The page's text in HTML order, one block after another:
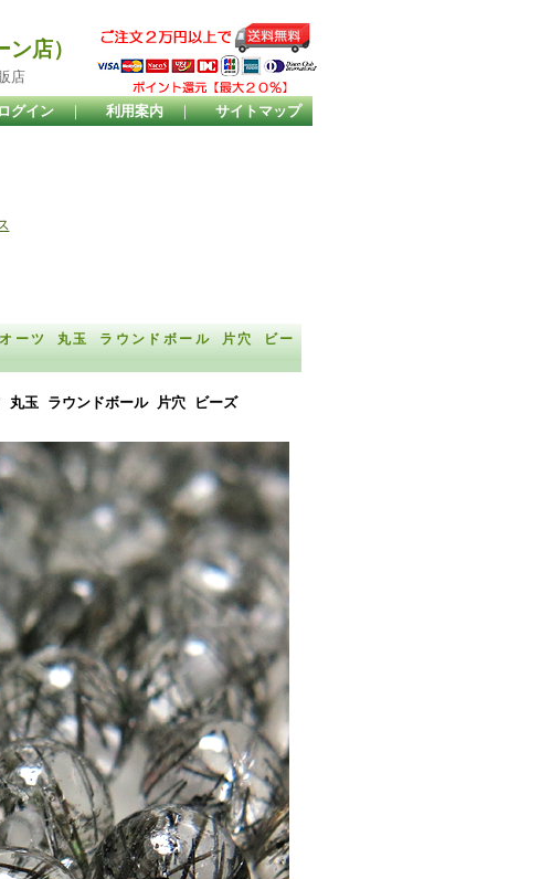
店）
店
グイン ｜ 利用案内 ｜ サイトマップ
オーツ 丸玉 ラウンドボール 片穴 ビー
丸玉 ラウンドボール 片穴 ビーズ